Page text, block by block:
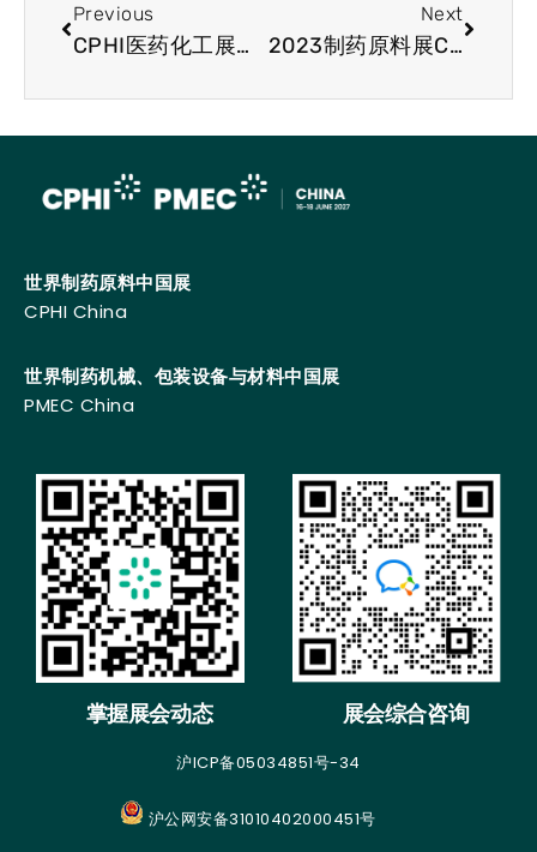
Previous
CPHI医药化工展快讯-修美乐首款生物仿制药AMJEVITA已于美国上市
Next
2023制药原料展CPHI行业动态分享：EMA将审查CTIS透明度规则
世界制药原料中国展
CPHI China
世界制药机械、包装设备与材料中国展
PMEC China
掌握展会动态 展会综合咨询
沪ICP备05034851号-34
沪公网安备31010402000451号